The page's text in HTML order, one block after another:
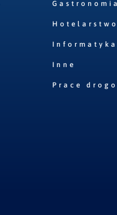
Gastronomia
Hotelarstwo
Informatyka
Inne
Prace